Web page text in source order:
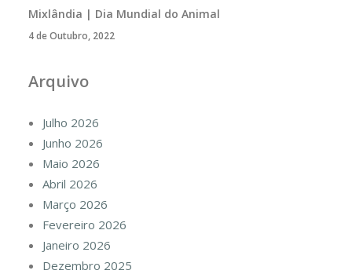
Mixlândia | Dia Mundial do Animal
4 de Outubro, 2022
Arquivo
Julho 2026
Junho 2026
Maio 2026
Abril 2026
Março 2026
Fevereiro 2026
Janeiro 2026
Dezembro 2025